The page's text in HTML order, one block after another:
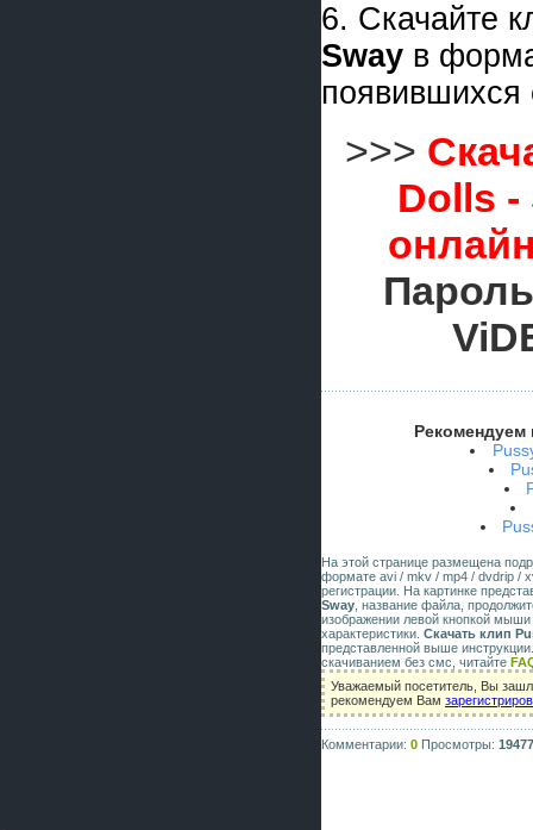
6. Скачайте
Sway в
появившихся
>>>
Dolls -
Рекомендуем
На этой странице размещена
формате avi / mkv / mp4 / dvdrip /
регистрации. На картинке
Sway , название файла,
изображении левой кнопкой
характеристики. Скачать клип
представленной выше
скачиванием без смс, читайте
Уважаемый посетитель, Вы
рекомендуем Вам
Комментарии: 0 Просмотры: 19477